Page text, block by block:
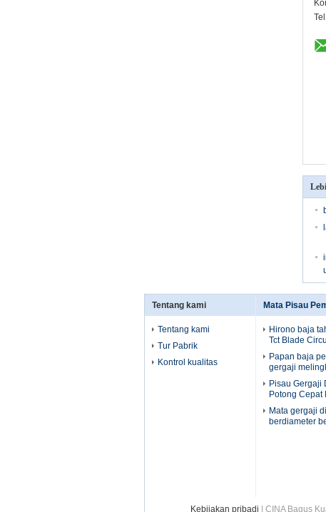
Tentang kami
Tentang kami
Tur Pabrik
Kontrol kualitas
Mata Pisau
Hirono baja
Tct Blade
Papan baja
gergaji
Pisau Gergaji
Potong Cepat
Mata gergaji
berdiameter
Kebijakan pribadi | CINA Bagus